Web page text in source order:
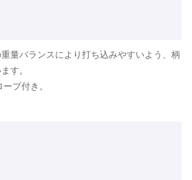
量バランスにより打ち込みやすいよう、柄
す。
プ付き。